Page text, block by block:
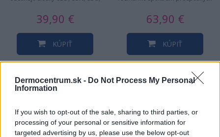
Dermocentrum.sk - Do Not Process My Personal
Information
If you wish to opt-out of the sale, sharing to third parties, or
processing of your personal or sensitive information for
targeted advertising by us, please use the below opt-out
39,90 €
KÚPIŤ
63,90 €
KÚPIŤ
NAJNOVŠIE ČLÁNKY V
NAŠOM BLOGU